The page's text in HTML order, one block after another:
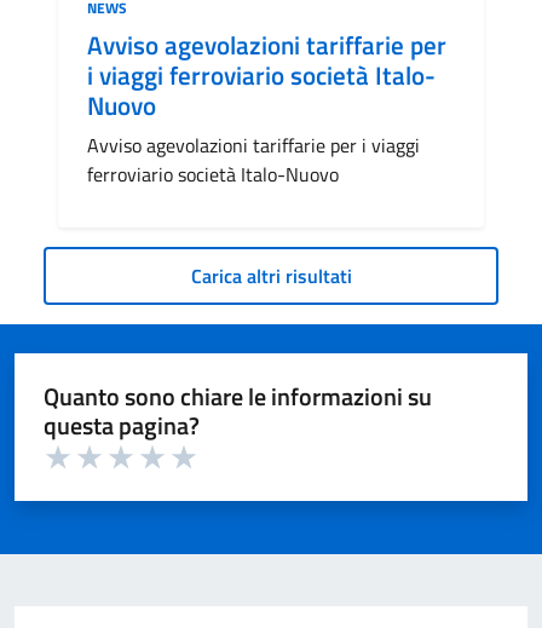
NEWS
Avviso agevolazioni tariffarie per
i viaggi ferroviario società Italo-
Nuovo
Avviso agevolazioni tariffarie per i viaggi
ferroviario società Italo-Nuovo
Carica altri risultati
Quanto sono chiare le informazioni su
questa pagina?